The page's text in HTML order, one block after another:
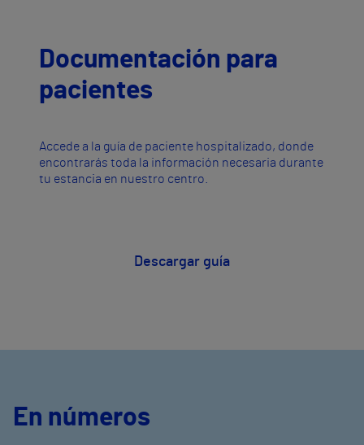
Documentación para
pacientes
Accede a la guía de paciente hospitalizado, donde
encontrarás toda la información necesaria durante
tu estancia en nuestro centro.
Descargar guía
En números